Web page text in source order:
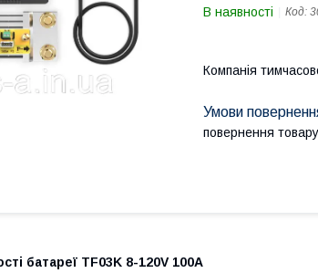
В наявності Код:
Компанія
повернення
батареї TF03K 8-120V 100A